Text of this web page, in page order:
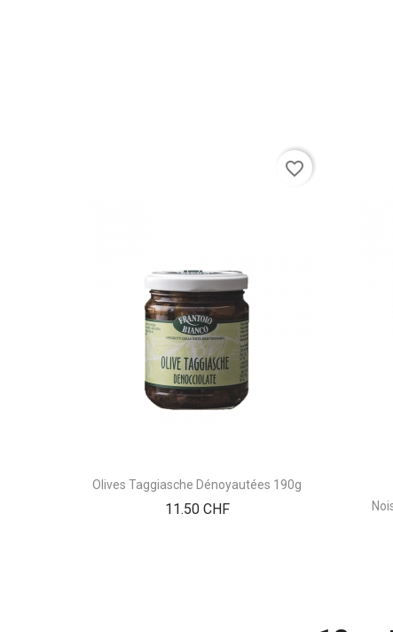
Olives Taggiasche Dénoyautées 190g
11.50 CHFPrix
favorite_border